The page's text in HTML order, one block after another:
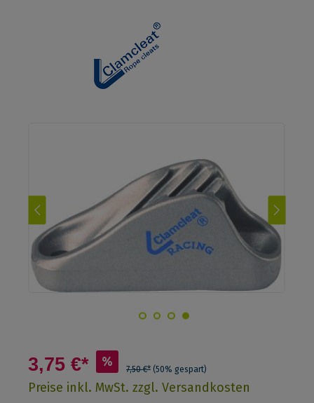
3,75 €* % 7,50 €* (50% gespart)
Preise inkl. MwSt. zzgl. Versandkosten